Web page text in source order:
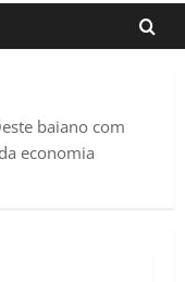
baiano com
economia